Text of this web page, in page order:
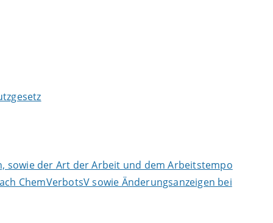
sowie der Art der Arbeit und dem Arbeitstempo
ChemVerbotsV sowie Änderungsanzeigen bei